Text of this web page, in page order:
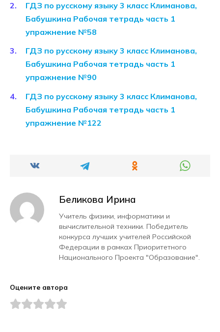
ГДЗ по русскому языку 3 класс Климанова,
Бабушкина Рабочая тетрадь часть 1
упражнение №58
ГДЗ по русскому языку 3 класс Климанова,
Бабушкина Рабочая тетрадь часть 1
упражнение №90
ГДЗ по русскому языку 3 класс Климанова,
Бабушкина Рабочая тетрадь часть 1
упражнение №122
Беликова Ирина
Учитель физики, информатики и
вычислительной техники. Победитель
конкурса лучших учителей Российской
Федерации в рамках Приоритетного
Национального Проекта "Образование".
Оцените автора